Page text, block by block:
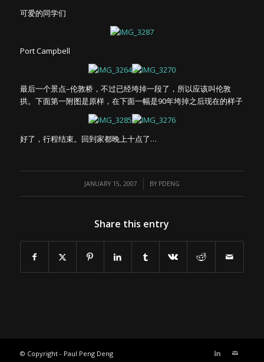
可爱的同学们
Port Campbell
最后一个景点–伦敦桥，不过已经垮掉一段了，所以应该叫伦敦
拱。下面第一附图是原样，在下面一幅是90年垮掉之后现在的样子
好了，行程结束。回到家都晚上十点了…
JANUARY 15, 2007
/ BY PDENG
Share this entry
© Copyright - Paul Peng Deng